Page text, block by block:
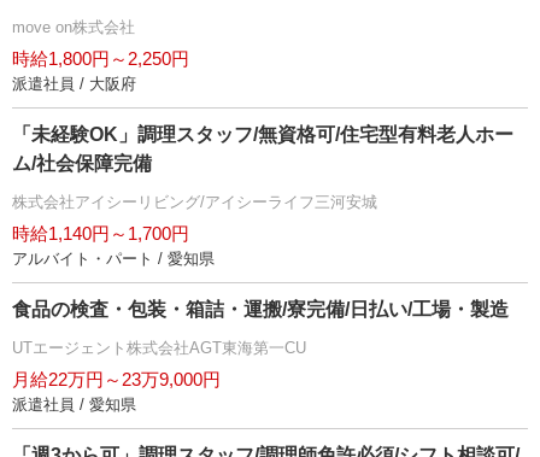
move on株式会社
時給1,800円～2,250円
派遣社員 / 大阪府
「未経験OK」調理スタッフ/無資格可/住宅型有料老人ホー
ム/社会保障完備
株式会社アイシーリビング/アイシーライフ三河安城
時給1,140円～1,700円
アルバイト・パート / 愛知県
食品の検査・包装・箱詰・運搬/寮完備/日払い/工場・製造
UTエージェント株式会社AGT東海第一CU
月給22万円～23万9,000円
派遣社員 / 愛知県